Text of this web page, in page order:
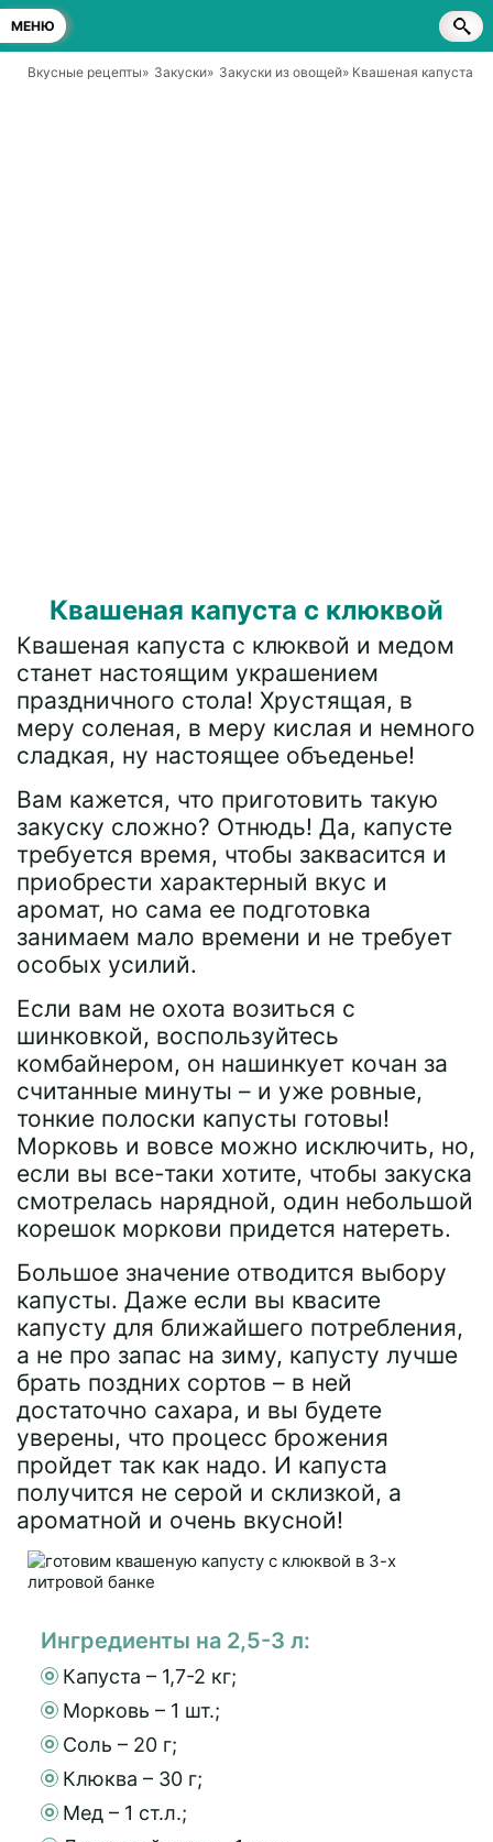
МЕНЮ
Вкусные рецепты» Закуски» Закуски из овощей» Квашеная капуста с
Квашеная капуста с клюквой
Квашеная капуста с клюквой и медом
станет настоящим украшением
праздничного стола! Хрустящая, в
меру соленая, в меру кислая и немного
сладкая, ну настоящее объеденье!
Вам кажется, что приготовить такую
закуску сложно? Отнюдь! Да, капусте
требуется время, чтобы заквасится и
приобрести характерный вкус и
аромат, но сама ее подготовка
занимаем мало времени и не требует
особых усилий.
Если вам не охота возиться с
шинковкой, воспользуйтесь
комбайнером, он нашинкует кочан за
считанные минуты – и уже ровные,
тонкие полоски капусты готовы!
Морковь и вовсе можно исключить, но,
если вы все-таки хотите, чтобы закуска
смотрелась нарядной, один небольшой
корешок моркови придется натереть.
Большое значение отводится выбору
капусты. Даже если вы квасите
капусту для ближайшего потребления,
а не про запас на зиму, капусту лучше
брать поздних сортов – в ней
достаточно сахара, и вы будете
уверены, что процесс брожения
пройдет так как надо. И капуста
получится не серой и склизкой, а
ароматной и очень вкусной!
Ингредиенты на 2,5-3 л:
Капуста – 1,7-2 кг;
Морковь – 1 шт.;
Соль – 20 г;
Клюква – 30 г;
Мед – 1 ст.л.;